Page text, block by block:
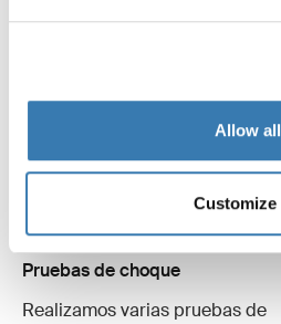
Allow all
Customize
Pruebas de choque
Realizamos varias pruebas de